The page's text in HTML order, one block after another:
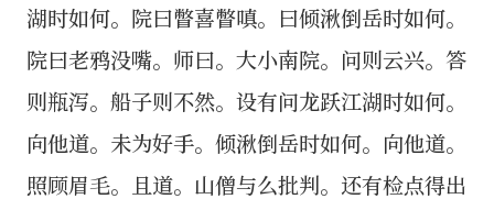
湖时如何。院曰瞥喜瞥嗔。曰倾湫倒岳时如何。
院曰老鸦没嘴。师曰。大小南院。问则云兴。答
则瓶泻。船子则不然。设有问龙跃江湖时如何。
向他道。未为好手。倾湫倒岳时如何。向他道。
照顾眉毛。且道。山僧与么批判。还有检点得出